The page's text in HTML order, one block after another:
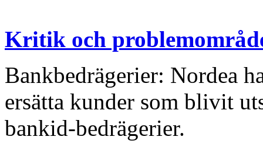
Kritik och
Bankbedrägerier: Nordea
ersätta kunder som blivit
bankid-bedrägerier.